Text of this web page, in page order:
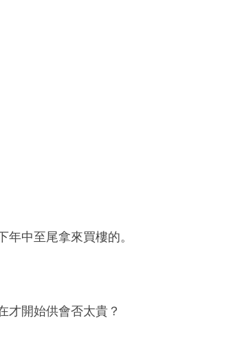
中至尾拿來買樓的。
才開始供會否太貴？